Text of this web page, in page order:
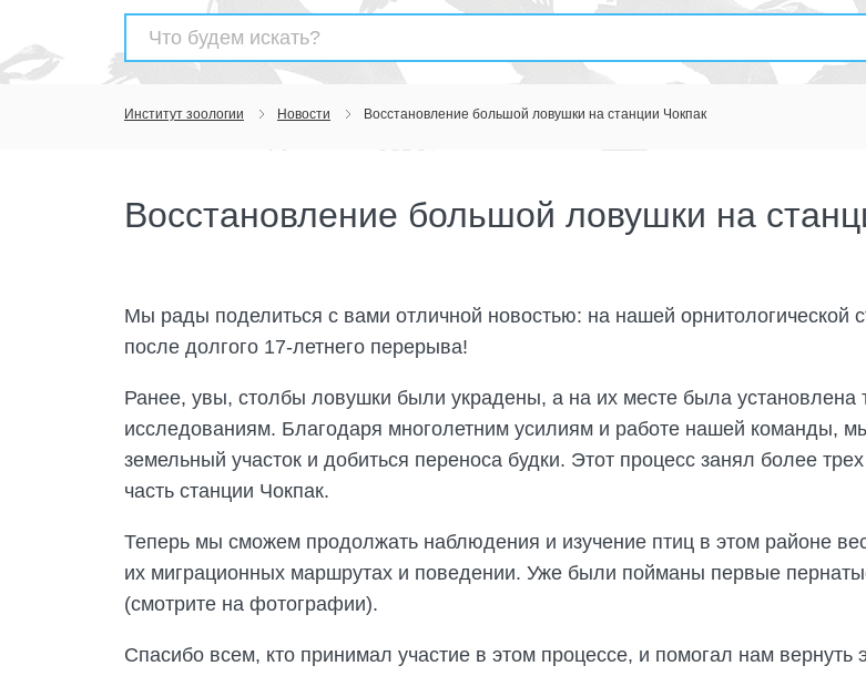
Найти:
Институт зоологии Новости Восстановление большой ловушки на станции Чокпак
Восстановление большой ловушки на
Мы рады поделиться с вами отличной новостью: на нашей орнитологической
после долгого 17-летнего перерыва!
Ранее, увы, столбы ловушки были украдены, а на их месте была
исследованиям. Благодаря многолетним усилиям и работе нашей команды,
земельный участок и добиться переноса будки. Этот процесс занял более
часть станции Чокпак.
Теперь мы сможем продолжать наблюдения и изучение птиц в этом районе
их миграционных маршрутах и поведении. Уже были пойманы первые
(смотрите на фотографии).
Спасибо всем, кто принимал участие в этом процессе, и помогал нам вернуть